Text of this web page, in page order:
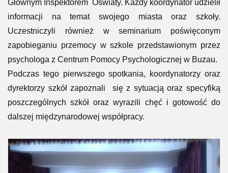
Głównym Inspektorem Oświaty. Każdy koordynator udzielił
informacji na temat swojego miasta oraz szkoły.
Uczestniczyli również w seminarium poświęconym
zapobieganiu przemocy w szkole przedstawionym przez
psychologa z Centrum Pomocy Psychologicznej w Buzau.
Podczas tego pierwszego spotkania, koordynatorzy oraz
dyrektorzy szkół zapoznali się z sytuacją oraz specyfiką
poszczególnych szkół oraz wyrazili chęć i gotowość do
dalszej międzynarodowej współpracy.